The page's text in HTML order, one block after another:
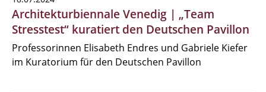
Architekturbiennale Venedig | „Team
Stresstest“ kuratiert den Deutschen Pavillon
Professorinnen Elisabeth Endres und Gabriele Kiefer
im Kuratorium für den Deutschen Pavillon